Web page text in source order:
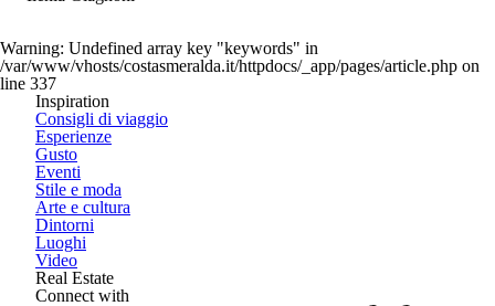
Warning: Undefined array key "keywords" in
/var/www/vhosts/costasmeralda.it/httpdocs/_app/pages/article.php on
line 337
Inspiration
Consigli di viaggio
Esperienze
Gusto
Eventi
Stile e moda
Arte e cultura
Dintorni
Luoghi
Video
Real Estate
Connect with